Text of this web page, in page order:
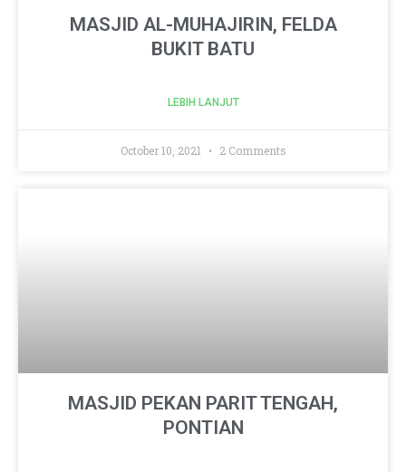
MASJID AL-MUHAJIRIN, FELDA
BUKIT BATU
LEBIH LANJUT
October 10, 2021 2 Comments
MASJID PEKAN PARIT TENGAH,
PONTIAN